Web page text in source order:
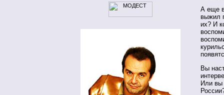
А еще
выжил
их? И
Вы
Или вы